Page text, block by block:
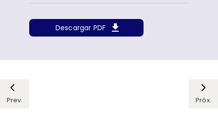
Descargar PDF
Prev. Próx.